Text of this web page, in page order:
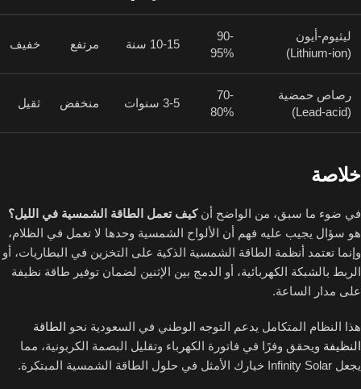
ليثيوم-أيون
(Lithium-ion)
90-
95%
10-15 سنة مرتفع خفيف
رصاص حمضية
(Lead-acid)
70-
80%
3-5 سنوات منخفض ثقيل
خلاصة
في ضوء ما سبق، من الواضح أنكيف تعمل الطاقة الشمسية في الليل؟
هو سؤال يجيب عليه فهم أن الألواح الشمسية وحدها لا تعمل في الظلام،
وإنما تعتمد أنظمة الطاقة الشمسية الذكية على التخزين في البطاريات، أو
الربط بالشبكة الكهربائية، أو الدمج بين الإثنين لضمان توفير طاقة نظيفة
على مدار الساعة.
هذا النظام المتكامل يدعم التوجه الوطني في السعودية نحو الطاقة
النظيفة ويحقق وفرًا في فاتورة الكهرباء وتقليل البصمة الكربونية، مما
يجعل Infinity Solar خيارك الأمثل في حلول الطاقة الشمسية المبتكرة.